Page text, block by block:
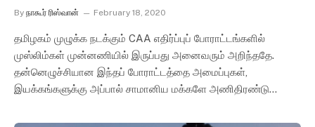
By நாகூர் ரிஸ்வான் February 18, 2020
தமிழகம் முழுக்க நடக்கும் CAA எதிர்ப்புப் போராட்டங்களில்
முஸ்லிம்கள் முன்னணியில் இருப்பது அனைவரும் அறிந்ததே.
தன்னெழுச்சியான இந்தப் போராட்டத்தை அமைப்புகள்,
இயக்கங்களுக்கு அப்பால் சாமானிய மக்களே அணிதிரண்டு…